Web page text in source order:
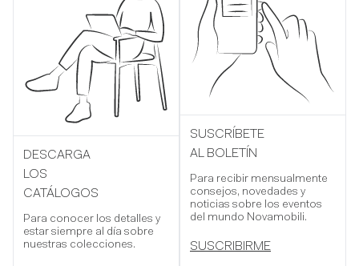
DESCARGA
LOS
CATÁLOGOS
Para conocer los detalles y
estar siempre al día sobre
nuestras colecciones.
SUSCRÍBETE
AL BOLETÍN
Para recibir mensualmente
consejos, novedades y
noticias sobre los eventos
del mundo Novamobili.
SUSCRIBIRME